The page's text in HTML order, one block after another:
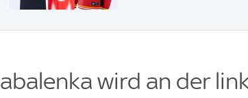
wird an der